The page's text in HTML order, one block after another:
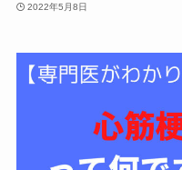
2022年5月8日